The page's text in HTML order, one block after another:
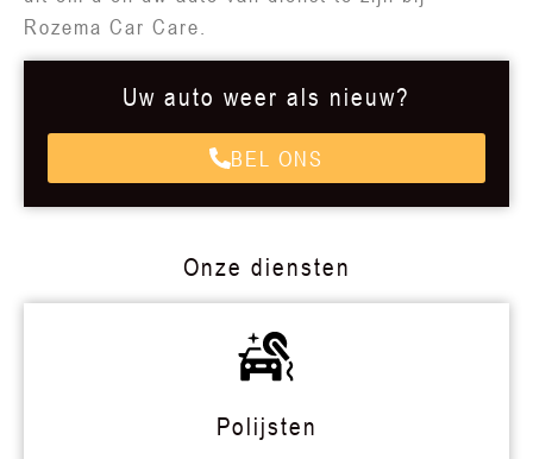
Rozema Car Care.
Uw auto weer als nieuw?
BEL ONS
Onze diensten
Polijsten